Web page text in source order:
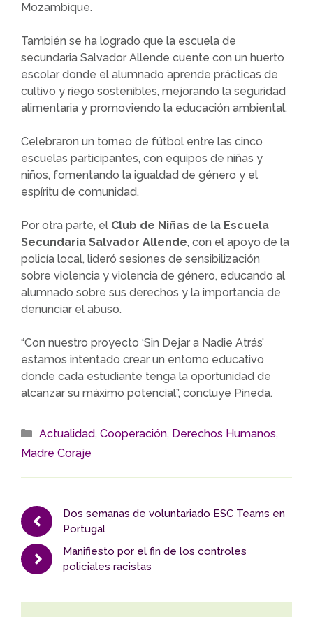
Mozambique.
También se ha logrado que la escuela de
secundaria Salvador Allende cuente con un huerto
escolar donde el alumnado aprende prácticas de
cultivo y riego sostenibles, mejorando la seguridad
alimentaria y promoviendo la educación ambiental.
Celebraron un torneo de fútbol entre las cinco
escuelas participantes, con equipos de niñas y
niños, fomentando la igualdad de género y el
espíritu de comunidad.
Por otra parte, el Club de Niñas de la Escuela
Secundaria Salvador Allende, con el apoyo de la
policía local, lideró sesiones de sensibilización
sobre violencia y violencia de género, educando al
alumnado sobre sus derechos y la importancia de
denunciar el abuso.
“Con nuestro proyecto ‘Sin Dejar a Nadie Atrás’
estamos intentado crear un entorno educativo
donde cada estudiante tenga la oportunidad de
alcanzar su máximo potencial”, concluye Pineda.
Categorías
Actualidad, Cooperación, Derechos Humanos,
Madre Coraje
Dos semanas de voluntariado ESC Teams en
Portugal
Manifiesto por el fin de los controles
policiales racistas